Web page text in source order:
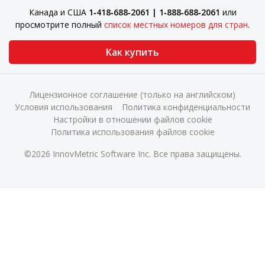
Канада и США 1‑418‑688‑2061 | 1‑888‑688‑2061 или
просмотрите полный список местных номеров для стран.
Как купить
©2026 InnovMetric Software Inc. Все права защищены.
Лицензионное соглашение (только на английском)
Условия использования
Политика конфиденциальности
Настройки в отношении файлов cookie
Политика использования файлов cookie